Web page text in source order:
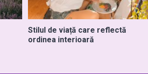
Stilul de viață care reflectă
ordinea interioară